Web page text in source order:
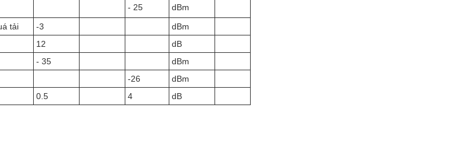
- 25
dBm
tải -3
dBm
12
dB
- 35
dBm
-26
dBm
0.5 4 dB